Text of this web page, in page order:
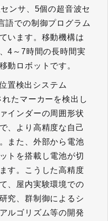
ンサ、5個の超音波セ
語での制御プログラム
います。移動機構は
4～7時間の長時間実
動ロボットです。
置検出システム
たマーカーを検出し
インダーの周囲形状
、より高精度な自己
また、外部から電池
トを搭載し電池が切
す。こうした高精度
、屋内実験環境での
究、群制御によるシ
ルゴリズム等の開発